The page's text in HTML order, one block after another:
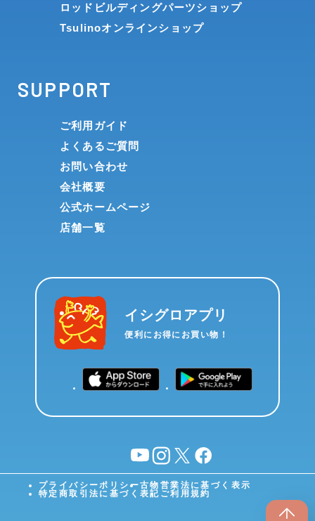
ロッドビルディングパーツショップ
Tsulinoオンラインショップ
SUPPORT
ご利用ガイド
よくあるご質問
お問い合わせ
会社概要
公式ホームページ
店舗一覧
イシグロアプリ
便利にお得にお買い物！
YouTubeinstagram
X facebook
プライバシーポリシー古物営業法に基づく表示
特定商取引法に基づく表記 ご利用規約